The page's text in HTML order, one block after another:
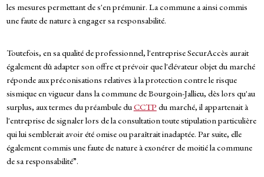
les mesures permettant de s'en prémunir. La commune a ainsi commis
une faute de nature à engager sa responsabilité.
Toutefois, en sa qualité de professionnel, l'entreprise SecurAccès aurait
également dû adapter son offre et prévoir que l'élévateur objet du marché
réponde aux préconisations relatives à la protection contre le risque
sismique en vigueur dans la commune de Bourgoin-Jallieu, dès lors qu'au
surplus, aux termes du préambule duCCTP du marché, il appartenait à
l'entreprise de signaler lors de la consultation toute stipulation particulière
qui lui semblerait avoir été omise ou paraîtrait inadaptée. Par suite, elle
également commis une faute de nature à exonérer de moitié la commune
de sa responsabilité”.